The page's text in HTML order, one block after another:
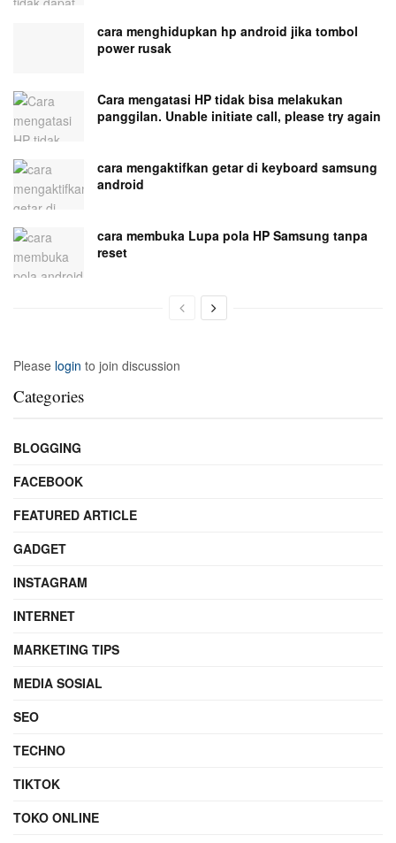
cara menghidupkan hp android jika tombol
power rusak
Cara mengatasi HP tidak bisa melakukan
panggilan. Unable initiate call, please try again
cara mengaktifkan getar di keyboard samsung
android
cara membuka Lupa pola HP Samsung tanpa
reset
Please login to join discussion
Categories
BLOGGING
FACEBOOK
FEATURED ARTICLE
GADGET
INSTAGRAM
INTERNET
MARKETING TIPS
MEDIA SOSIAL
SEO
TECHNO
TIKTOK
TOKO ONLINE